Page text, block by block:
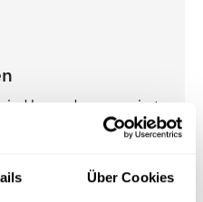
Über Cookies
besonders exponiert
Awareness
CEO Fraud oder HR für
Absender.